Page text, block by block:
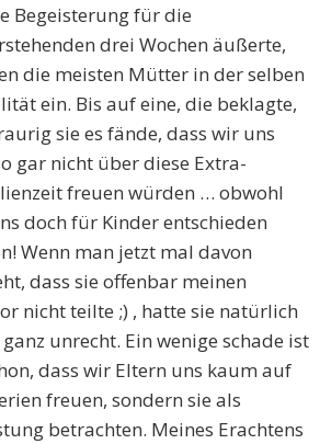
Begeisterung für die
drei Wochen äußerte,
die meisten Mütter in der selben
ein. Bis auf eine, die beklagte,
sie es fände, dass wir uns
gar nicht über diese Extra-
freuen würden … obwohl
doch für Kinder entschieden
Wenn man jetzt mal davon
dass sie offenbar meinen
nicht teilte ;) , hatte sie natürlich
unrecht. Ein wenige schade ist
dass wir Eltern uns kaum auf
freuen, sondern sie als
betrachten. Meines Erachtens